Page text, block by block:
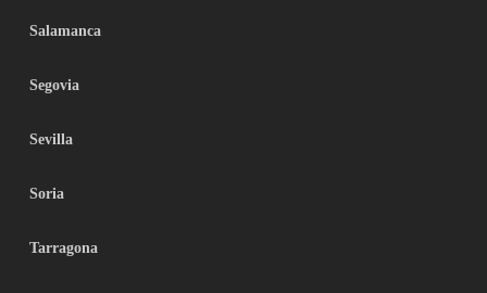
Salamanca
Segovia
Sevilla
Soria
Tarragona